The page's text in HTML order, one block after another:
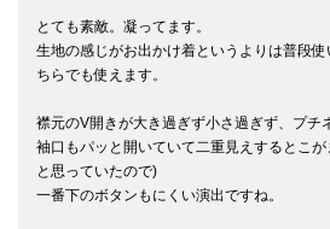
とても素敵。凝ってます。
生地の感じがお出かけ着というよりは普段
ちらでも使えます。
襟元のV開きが大き過ぎず小さ過ぎず、プチ
袖口もパッと開いていて二重見えするとこ
と思っていたので)
一番下のボタンもにくい演出ですね。